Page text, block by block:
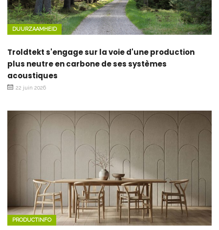
DUURZAAMHEID
Troldtekt s'engage sur la voie d'une production
plus neutre en carbone de ses systèmes
acoustiques
22 juin 2026
PRODUCTINFO